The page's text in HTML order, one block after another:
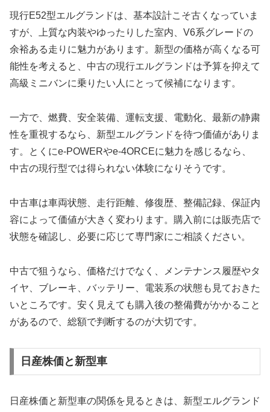
現行E52型エルグランドは、基本設計こそ古くなっていま
すが、上質な内装やゆったりした室内、V6系グレードの
余裕ある走りに魅力があります。新型の価格が高くなる可
能性を考えると、中古の現行エルグランドは予算を抑えて
高級ミニバンに乗りたい人にとって候補になります。
一方で、燃費、安全装備、運転支援、電動化、最新の静粛
性を重視するなら、新型エルグランドを待つ価値がありま
す。とくにe-POWERやe-4ORCEに魅力を感じるなら、
中古の現行型では得られない体験になりそうです。
中古車は車両状態、走行距離、修復歴、整備記録、保証内
容によって価値が大きく変わります。購入前には販売店で
状態を確認し、必要に応じて専門家にご相談ください。
中古で狙うなら、価格だけでなく、メンテナンス履歴やタ
イヤ、ブレーキ、バッテリー、電装系の状態も見ておきた
いところです。安く見えても購入後の整備費がかかること
があるので、総額で判断するのが大切です。
日産株価と新型車
日産株価と新型車の関係を見るときは、新型エルグランド